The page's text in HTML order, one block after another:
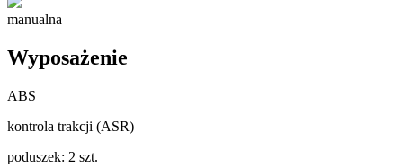
manualna
Wyposażenie
ABS
kontrola trakcji (ASR)
poduszek: 2 szt.